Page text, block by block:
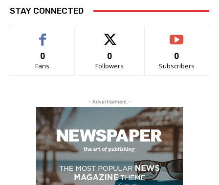
STAY CONNECTED
0
Fans
0
Followers
0
Subscribers
- Advertisement -